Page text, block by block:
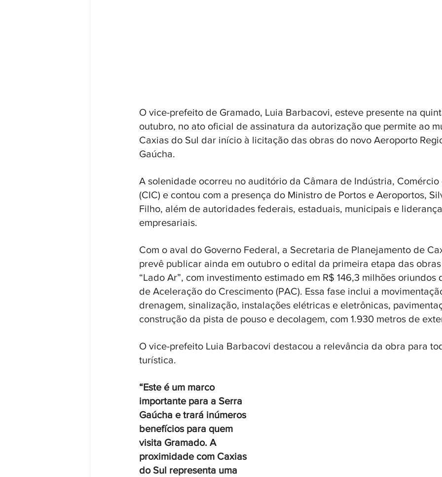
O vice-prefeito de Gramado, Luia Barbacovi, esteve presente na
outubro, no ato oficial de assinatura da autorização que permite ao
Caxias do Sul dar início à licitação das obras do novo Aeroporto
Gaúcha.
A solenidade ocorreu no auditório da Câmara de Indústria, Comércio
(CIC) e contou com a presença do Ministro de Portos e Aeroportos,
Filho, além de autoridades federais, estaduais, municipais e
empresariais.
Com o aval do Governo Federal, a Secretaria de Planejamento de
prevê publicar ainda em outubro o edital da primeira etapa das
“Lado Ar”, com investimento estimado em R$ 146,3 milhões oriundos
de Aceleração do Crescimento (PAC). Essa fase inclui a
drenagem, sinalização, instalações elétricas e eletrônicas,
construção da pista de pouso e decolagem, com 1.930 metros de
O vice-prefeito Luia Barbacovi destacou a relevância da obra para
turística.
“Este é um marco
importante para a Serra
Gaúcha e trará inúmeros
benefícios para quem
visita Gramado. A
proximidade com Caxias
do Sul representa uma